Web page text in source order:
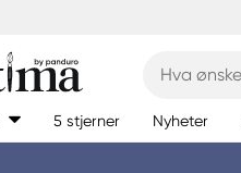
5 stjerner Nyheter